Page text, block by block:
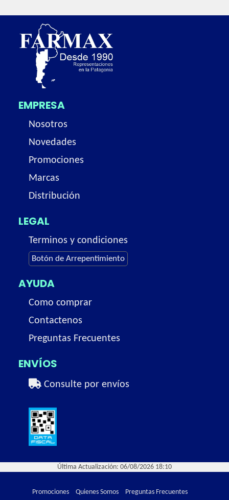
EMPRESA
Nosotros
Novedades
Promociones
Marcas
Distribución
LEGAL
Terminos y condiciones
Botón de Arrepentimiento
AYUDA
Como comprar
Contactenos
Preguntas Frecuentes
ENVÍOS
Consulte por envíos
Última Actualización: 06/08/2026 18:10
Promociones Quienes Somos Preguntas Frecuentes